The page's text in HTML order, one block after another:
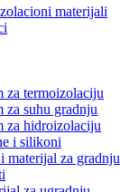
materijali
za termoizolaciju
za suhu gradnju
za hidroizolaciju
i silikoni
materijal za gradnju